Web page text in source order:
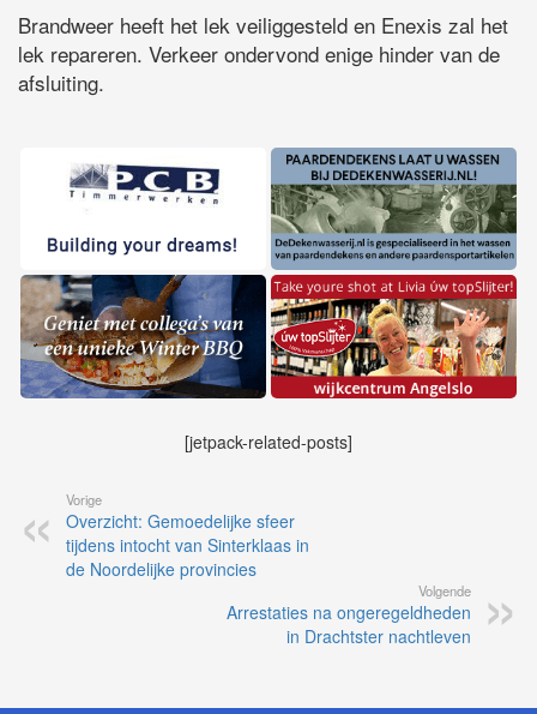
Brandweer heeft het lek veiliggesteld en Enexis zal het
lek repareren. Verkeer ondervond enige hinder van de
afsluiting.
[jetpack-related-posts]
Vorige
Overzicht: Gemoedelijke sfeer
tijdens intocht van Sinterklaas in
de Noordelijke provincies
Volgende
Arrestaties na ongeregeldheden
in Drachtster nachtleven